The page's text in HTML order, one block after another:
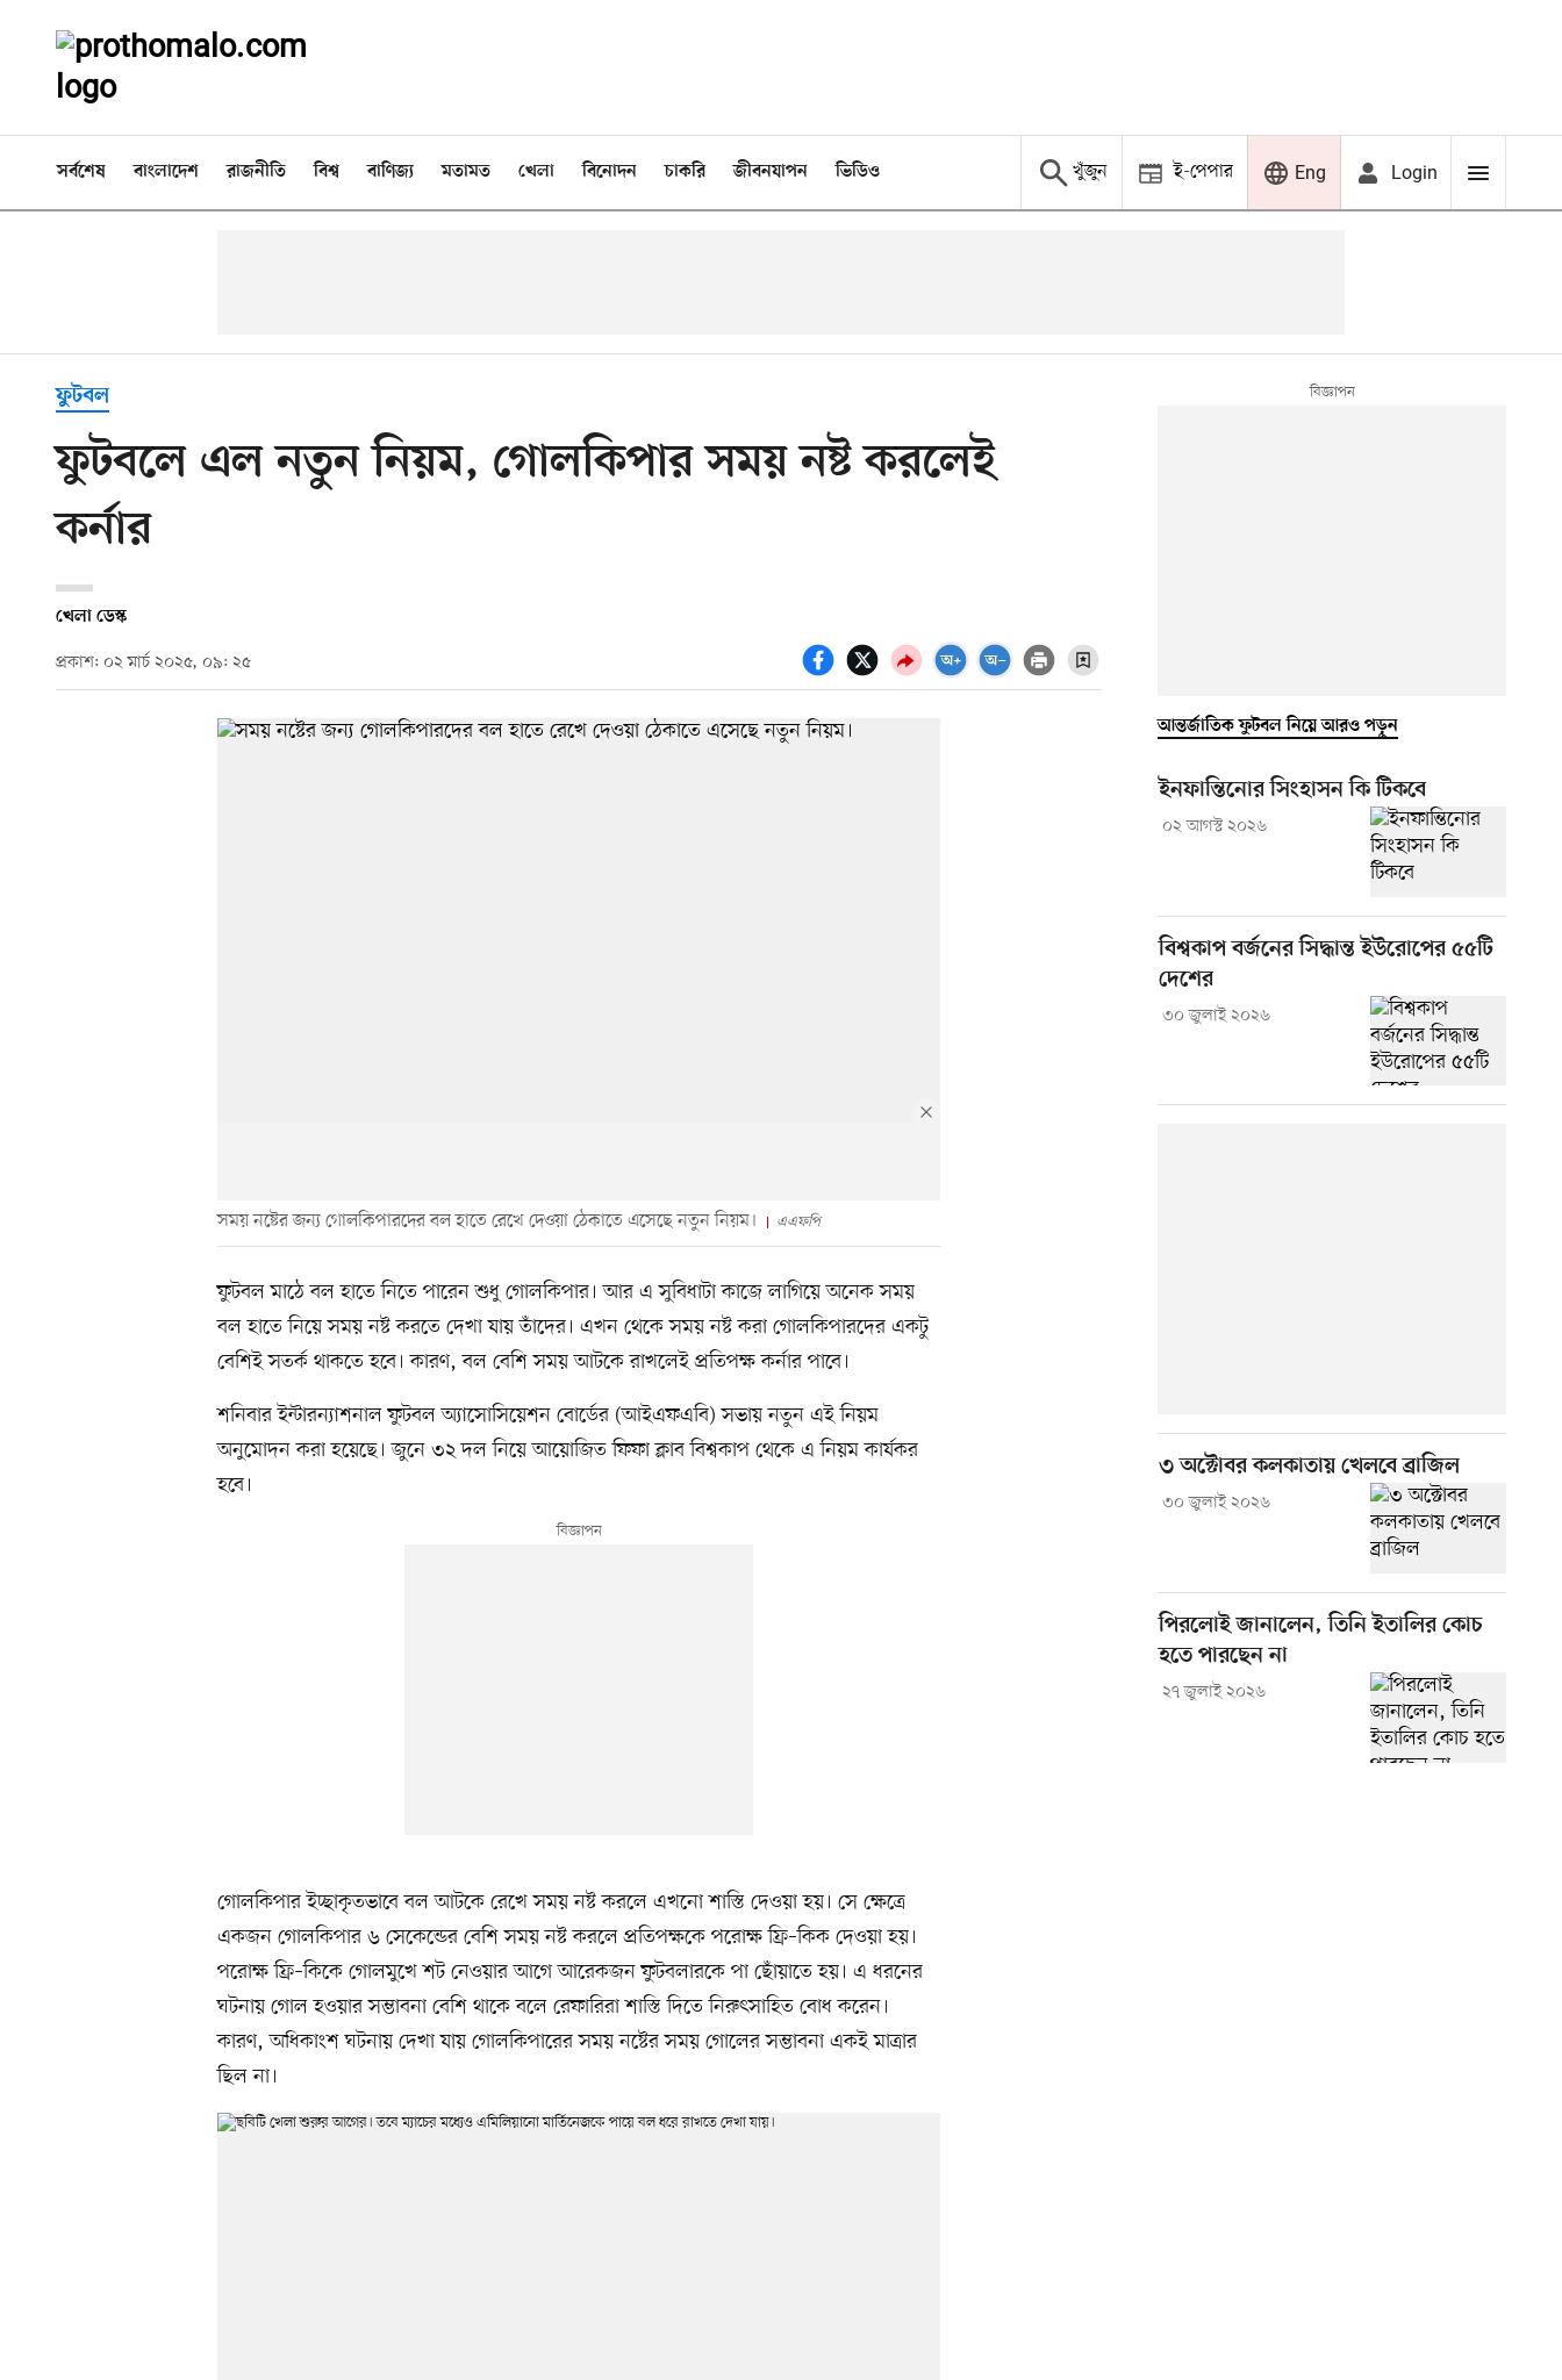
সর্বশেষ বাংলাদেশ রাজনীতি বিশ্ব বাণিজ্য মতামত খেলা বিনোদন চাকরি জীবনযাপন ভিডিও খুঁজুন ই-পেপার Eng Login
ফুটবল
ফুটবলে এল নতুন নিয়ম, গোলকিপার সময় নষ্ট করলেই
কর্নার
খেলা ডেস্ক
প্রকাশ: ০২ মার্চ ২০২৫, ০৯: ২৫
সময় নষ্টের জন্য গোলকিপারদের বল হাতে রেখে দেওয়া ঠেকাতে এসেছে নতুন নিয়ম। এএফপি
ফুটবল মাঠে বল হাতে নিতে পারেন শুধু গোলকিপার। আর এ সুবিধাটা কাজে লাগিয়ে অনেক সময়
বল হাতে নিয়ে সময় নষ্ট করতে দেখা যায় তাঁদের। এখন থেকে সময় নষ্ট করা গোলকিপারদের একটু
বেশিই সতর্ক থাকতে হবে। কারণ, বল বেশি সময় আটকে রাখলেই প্রতিপক্ষ কর্নার পাবে।
শনিবার ইন্টারন্যাশনাল ফুটবল অ্যাসোসিয়েশন বোর্ডের (আইএফএবি) সভায় নতুন এই নিয়ম
অনুমোদন করা হয়েছে। জুনে ৩২ দল নিয়ে আয়োজিত ফিফা ক্লাব বিশ্বকাপ থেকে এ নিয়ম কার্যকর
হবে।
গোলকিপার ইচ্ছাকৃতভাবে বল আটকে রেখে সময় নষ্ট করলে এখনো শাস্তি দেওয়া হয়। সে ক্ষেত্রে
একজন গোলকিপার ৬ সেকেন্ডের বেশি সময় নষ্ট করলে প্রতিপক্ষকে পরোক্ষ ফ্রি–কিক দেওয়া হয়।
পরোক্ষ ফ্রি–কিকে গোলমুখে শট নেওয়ার আগে আরেকজন ফুটবলারকে পা ছোঁয়াতে হয়। এ ধরনের
ঘটনায় গোল হওয়ার সম্ভাবনা বেশি থাকে বলে রেফারিরা শাস্তি দিতে নিরুৎসাহিত বোধ করেন।
কারণ, অধিকাংশ ঘটনায় দেখা যায় গোলকিপারের সময় নষ্টের সময় গোলের সম্ভাবনা একই মাত্রার
ছিল না।
আন্তর্জাতিক ফুটবল নিয়ে আরও পড়ুন
ইনফান্তিনোর সিংহাসন কি টিকবে
০২ আগস্ট ২০২৬
বিশ্বকাপ বর্জনের সিদ্ধান্ত ইউরোপের ৫৫টি
দেশের
৩০ জুলাই ২০২৬
৩ অক্টোবর কলকাতায় খেলবে ব্রাজিল
৩০ জুলাই ২০২৬
পিরলোই জানালেন, তিনি ইতালির কোচ
হতে পারছেন না
২৭ জুলাই ২০২৬